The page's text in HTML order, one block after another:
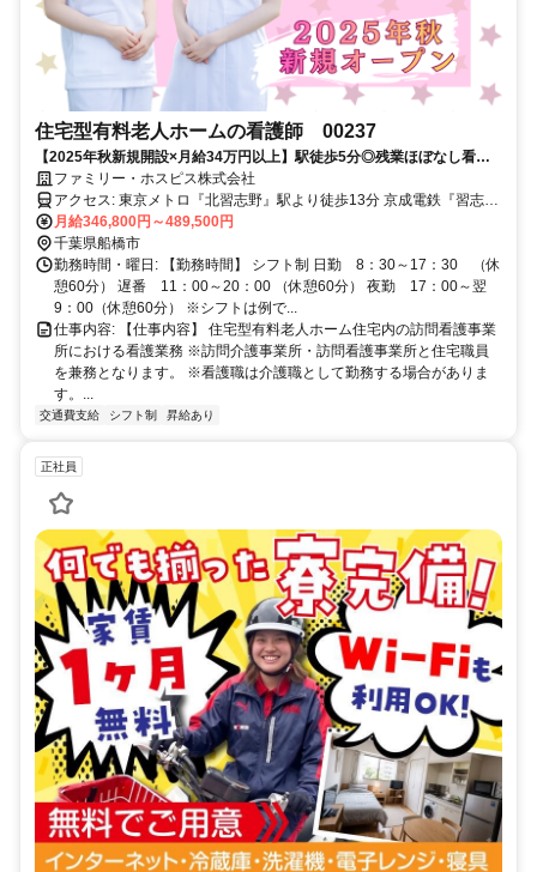
住宅型有料老人ホームの看護師 00237
【2025年秋新規開設×月給34万円以上】駅徒歩5分◎残業ほぼなし看護
師！船橋ハウス
ファミリー・ホスピス株式会社
アクセス: 東京メトロ『北習志野』駅より徒歩13分 京成電鉄『習志
野』駅より徒歩5分 東葉高速鉄道『北習志野』駅より徒歩13分 ※車
通勤 応相談
月給346,800円～489,500円
千葉県船橋市
勤務時間・曜日: 【勤務時間】 シフト制 日勤 8：30～17：30 （休
憩60分） 遅番 11：00～20：00 （休憩60分） 夜勤 17：00～翌
9：00（休憩60分） ※シフトは例で...
仕事内容: 【仕事内容】 住宅型有料老人ホーム住宅内の訪問看護事業
所における看護業務 ※訪問介護事業所・訪問看護事業所と住宅職員
を兼務となります。 ※看護職は介護職として勤務する場合がありま
す。...
交通費支給 シフト制 昇給あり
正社員